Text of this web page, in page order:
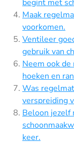
begint met
Maak
voorkomen.
Ventileer
gebruik van
Neem ook
hoeken en
Was
verspreiding
Beloon jezelf
keer.